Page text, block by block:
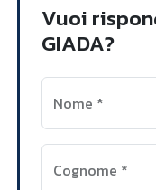
Vuoi
GIADA?
Nome *
Cognome *